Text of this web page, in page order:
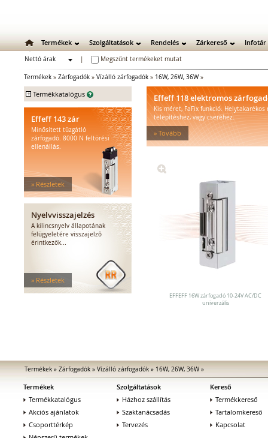
Termékek Szolgáltatások Rendelés Zárkereső Infotár
Nettó árak
Megszűnt termékeket mutat
Termékek » Zárfogadók » Vízálló zárfogadók » 16W, 26W, 36W »
+ Termékkatalógus
Mechanikus bevéső zárak
Zárbetétek
Lakatok
Zárpajzsok
Mechanikus kiegészítők
Elektromos zárak
Elektromos bevéső zárak
Zárfogadók
Standard zárfogadók
Vízálló zárfogadók
Tűzgátló zárfogadók
Nagy biztonságú zárfogadók
Zárfogadók üvegajtókhoz
MEDIATOR biztonsági zárak
Elektromágnesek
Elektromos zár kiegészítők
Effeff 143 zár
Minősített tűzgátló
zárfogadó. 8000 N feltörési
ellenállás.
» Részletek
Nyelvvisszajelzés
A kilincsnyelv állapotának
felügyeletére visszajelző
érintkezők...
» Részletek
Effeff 118 elektromos
Kis méret, FaFix funkció. Helytakarékos
telepítéshez, vagy cseréhez.
» Tovább
EFFEFF 16W zárfogadó 10-24V AC/DC
univerzális
Termékek» Zárfogadók» Vízálló zárfogadók» 16W, 26W, 36W»
Termékek
Termékkatalógus
Akciós ajánlatok
Csoporttérkép
Szolgáltatások
Házhoz szállítás
Szaktanácsadás
Tervezés
Kereső
Termékkereső
Tartalomkereső
Kapcsolat